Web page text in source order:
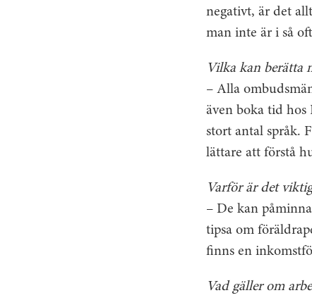
negativt, är det
man inte är i så
Vilka kan berätta
– Alla
även boka tid hos
stort antal språk.
lättare att förstå
Varför är det
– De kan
tipsa om
finns en
Vad gäller om